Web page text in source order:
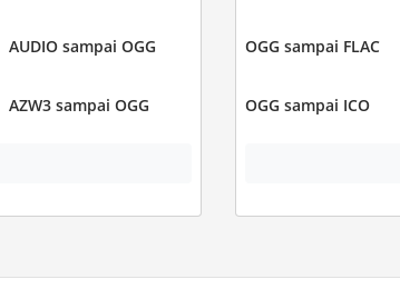
AUDIO sampai OGG
AZW3 sampai OGG
OGG sampai FLAC
OGG sampai ICO